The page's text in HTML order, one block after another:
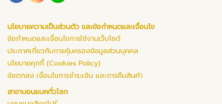
นโยบายความเป็นส่วนตัว และข้อกำหนดและเงื่อนไข
ข้อกำหนดและเงื่อนไขการใช้งานเว็บไซต์
ประกาศเกี่ยวกับการคุ้มครองข้อมูลส่วนบุคคล
นโยบายคุกกี้ (Cookies Policy)
ข้อตกลง เงื่อนไขการชำระเงิน และการคืนสินค้า
สาขาบอนแบคทั่วโลก